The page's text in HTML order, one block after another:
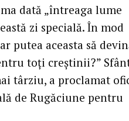
dată „întreaga lume
zi specială. În mod
putea aceasta să
toți creștinii?”
târziu, a proclamat
de Rugăciune pentru